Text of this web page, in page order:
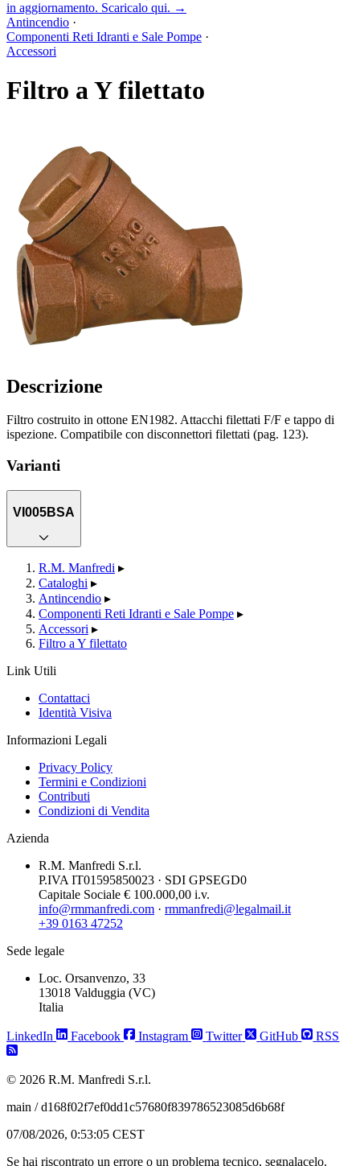
in aggiornamento. Scaricalo qui. →
Antincendio ·
Componenti Reti Idranti e Sale Pompe ·
Accessori
Filtro a Y filettato
Descrizione
Filtro costruito in ottone EN1982. Attacchi filettati F/F e tappo di
ispezione. Compatibile con disconnettori filettati (pag. 123).
Varianti
VI005BSA
R.M. Manfredi ▸
Cataloghi ▸
Antincendio ▸
Componenti Reti Idranti e Sale Pompe ▸
Accessori ▸
Filtro a Y filettato
Link Utili
Contattaci
Identità Visiva
Informazioni Legali
Privacy Policy
Termini e Condizioni
Contributi
Condizioni di Vendita
Azienda
R.M. Manfredi S.r.l.
P.IVA IT01595850023 · SDI GPSEGD0
Capitale Sociale € 100.000,00 i.v.
info@rmmanfredi.com · rmmanfredi@legalmail.it
+39 0163 47252
Sede legale
Loc. Orsanvenzo, 33
13018 Valduggia (VC)
Italia
LinkedIn Facebook Instagram Twitter GitHub RSS
© 2026 R.M. Manfredi S.r.l.
main / d168f02f7ef0dd1c57680f839786523085d6b68f
07/08/2026, 0:53:05 CEST
Se hai riscontrato un errore o un problema tecnico, segnalacelo.